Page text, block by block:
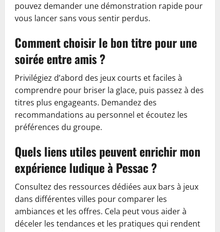
pouvez demander une démonstration rapide pour
vous lancer sans vous sentir perdus.
Comment choisir le bon titre pour une
soirée entre amis ?
Privilégiez d’abord des jeux courts et faciles à
comprendre pour briser la glace, puis passez à des
titres plus engageants. Demandez des
recommandations au personnel et écoutez les
préférences du groupe.
Quels liens utiles peuvent enrichir mon
expérience ludique à Pessac ?
Consultez des ressources dédiées aux bars à jeux
dans différentes villes pour comparer les
ambiances et les offres. Cela peut vous aider à
déceler les tendances et les pratiques qui rendent